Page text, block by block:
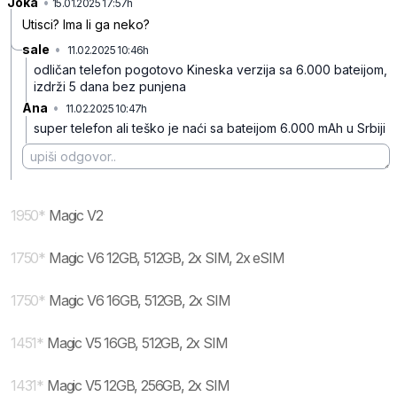
15.01.2025 17:57h
Utisci? Ima li ga neko?
sale • 11.02.2025 10:46h
odličan telefon pogotovo Kineska verzija sa 6.000 bateijom,
izdrži 5 dana bez punjena
Ana • 11.02.2025 10:47h
super telefon ali teško je naći sa bateijom 6.000 mAh u Srbiji
1950* Magic V2
1750* Magic V6 12GB, 512GB, 2x SIM, 2x eSIM
1750* Magic V6 16GB, 512GB, 2x SIM
1451* Magic V5 16GB, 512GB, 2x SIM
1431* Magic V5 12GB, 256GB, 2x SIM